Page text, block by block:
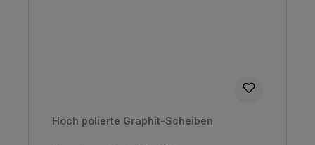
Hoch polierte Graphit-Scheiben